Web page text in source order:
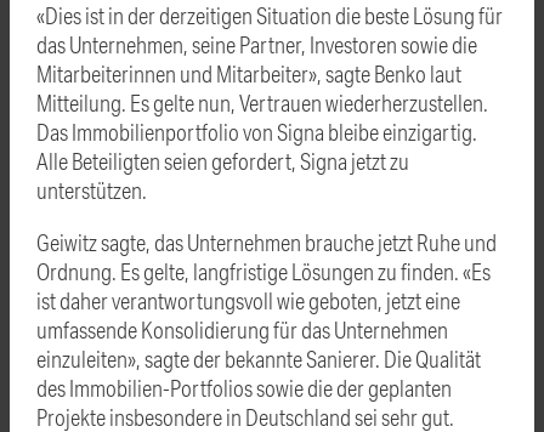
«Dies ist in der derzeitigen Situation die beste Lösung für
das Unternehmen, seine Partner, Investoren sowie die
Mitarbeiterinnen und Mitarbeiter», sagte Benko laut
Mitteilung. Es gelte nun, Vertrauen wiederherzustellen.
Das Immobilienportfolio von Signa bleibe einzigartig.
Alle Beteiligten seien gefordert, Signa jetzt zu
unterstützen.
Geiwitzsagte, das Unternehmen brauche jetzt Ruhe und
Ordnung. Es gelte, langfristige Lösungen zu finden. «Es
ist daher verantwortungsvoll wie geboten, jetzt eine
umfassende Konsolidierung für das Unternehmen
einzuleiten», sagte der bekannte Sanierer. Die Qualität
des Immobilien-Portfolios sowie die der geplanten
Projekte insbesondere in Deutschland sei sehr gut.